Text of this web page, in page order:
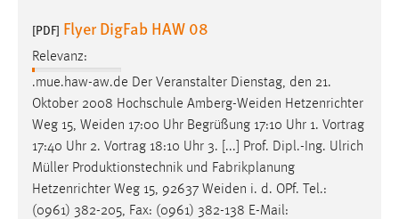
[PDF] Flyer DigFab HAW 08
Relevanz:
.mue.haw-aw.de Der Veranstalter Dienstag, den 21.
Oktober 2008 Hochschule Amberg-Weiden Hetzenrichter
Weg 15, Weiden 17:00 Uhr Begrüßung 17:10 Uhr 1. Vortrag
17:40 Uhr 2. Vortrag 18:10 Uhr 3. [...] Prof. Dipl.-Ing. Ulrich
Müller Produktionstechnik und Fabrikplanung
Hetzenrichter Weg 15, 92637 Weiden i. d. OPf. Tel.:
(0961) 382-205, Fax: (0961) 382-138 E-Mail: